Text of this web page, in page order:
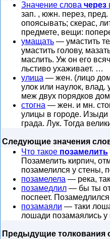
Значение слова через
зап. , южн. перез,
опоясывать; скерас,
предмете, вещи:
умащать — умастить
умастить голову,
маслить. Уж он его
льстиво ухаживает. …
улица — жен. (лицо
улок или наулок, влад.
меж двух порядков
стогна — жен. и мн.
улицы в городе. Изыди
града. Лук. Тогда
Следующие значения
Что такое позамелить
Позамелить кирпич,
позамелился у стены,
позамелела — река,
позамедлил — бы ты
поспеет.
позамаяли — таки
лошади позамаялись у
Предыдущие толкования